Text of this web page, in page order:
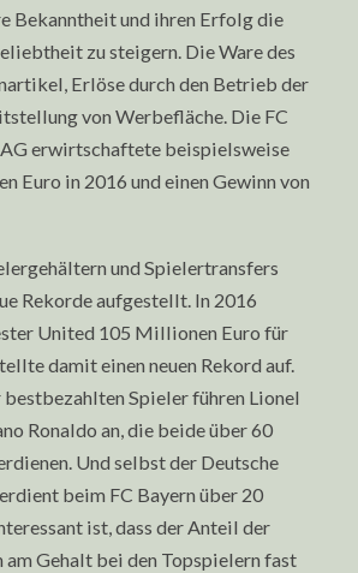
Bekanntheit und ihren Erfolg die
zu steigern. Die Ware des
Erlöse durch den Betrieb der
von Werbefläche. Die FC
erwirtschaftete beispielsweise
Euro in 2016 und einen Gewinn von
und Spielertransfers
Rekorde aufgestellt. In 2016
United 105 Millionen Euro für
damit einen neuen Rekord auf.
Spieler führen Lionel
Ronaldo an, die beide über 60
Und selbst der Deutsche
beim FC Bayern über 20
ist, dass der Anteil der
am Gehalt bei den Topspielern fast